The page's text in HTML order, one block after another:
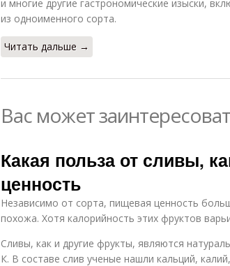
и многие другие гастрономические изыски,
из одноименного сорта.
Читать дальше →
Вас может
Какая польза от сливы,
ценность
Независимо от сорта, пищевая ценность
похожа. Хотя калорийность этих фруктов
Сливы, как и другие фрукты, являются
К. В составе слив ученые нашли кальций,